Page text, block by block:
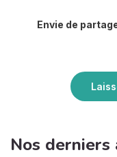
Envie de
Nos